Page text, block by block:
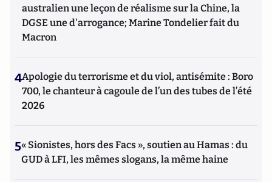
australien une leçon de réalisme sur la Chine, la
DGSE une d'arrogance; Marine Tondelier fait du
Macron
4Apologie du terrorisme et du viol, antisémite : Boro
700, le chanteur à cagoule de l’un des tubes de l’été
2026
5« Sionistes, hors des Facs », soutien au Hamas : du
GUD à LFI, les mêmes slogans, la même haine